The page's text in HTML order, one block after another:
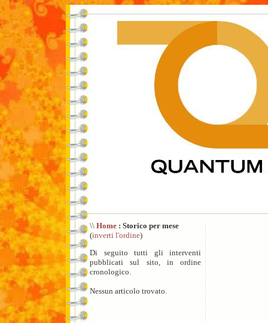
\\ Home : Storico per mese
(inverti l'ordine)
Di seguito tutti gli interventi
pubblicati sul sito, in ordine
cronologico.
Nessun articolo trovato.